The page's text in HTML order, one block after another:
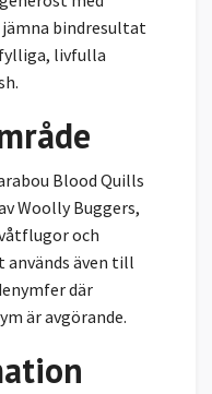
bindresultat
livfulla
Blood Quills
Woolly Buggers,
och
även till
där
är avgörande.